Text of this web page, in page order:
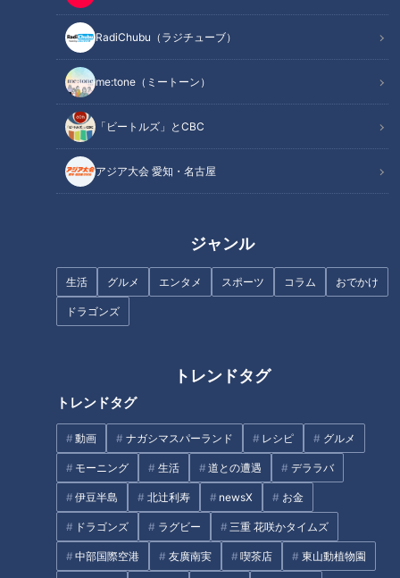
RadiChubu（ラジチューブ）
me:tone（ミートーン）
「ビートルズ」とCBC
アジア大会 愛知・名古屋
ジャンル
生活 グルメ エンタメ スポーツ コラム おでかけ
ドラゴンズ
トレンドタグ
トレンドタグ
動画 ナガシマスパーランド レシピ グルメ
モーニング 生活 道との遭遇 デララバ
伊豆半島 北辻利寿 newsX お金
ドラゴンズ ラグビー 三重 花咲かタイムズ
中部国際空港 友廣南実 喫茶店 東山動植物園
【CBC あそび防災フェス 】
CBC気象予報士ユニット「気象
予報戦隊5レンジャー」がオア
シス２１に来場！ 〜夏休みの
自由研究にも！親子で楽しく学
べる体験型防災イベント〜
まもなく1年！新人アナ4人が活
躍したみてちょ動画を集めてみ
ライブ」の第4弾が開催決定！
学の「インスタントハウス」と
平日午前の新番組「推そうぜ！
月１４日スタート！
タグ
アナウンサー 南部志穂
オススメ関連コンテンツ